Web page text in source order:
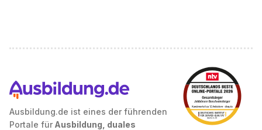
Ausbildung.de ist eines der führenden
Portale für Ausbildung, duales